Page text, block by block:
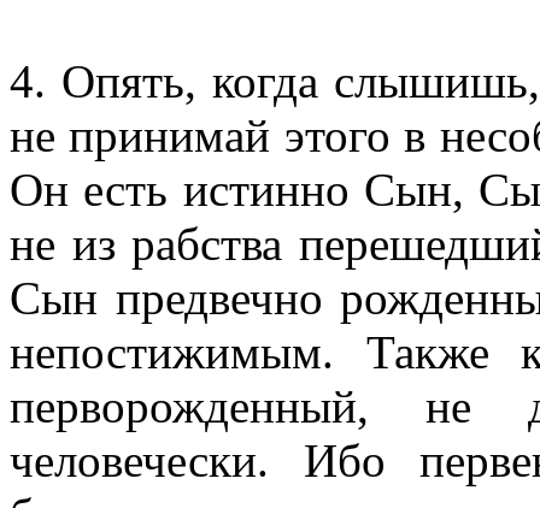
4. Опять, когда
не принимай этого в
Он есть истинно Сын,
не из рабства
Сын предвечно
непостижимым. Также
перворожденный,
человечески. Ибо